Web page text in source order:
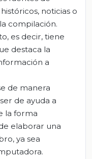
noticias o
compilación.
es decir, tiene
destaca la
a
de manera
de ayuda a
la forma
elaborar una
ya sea